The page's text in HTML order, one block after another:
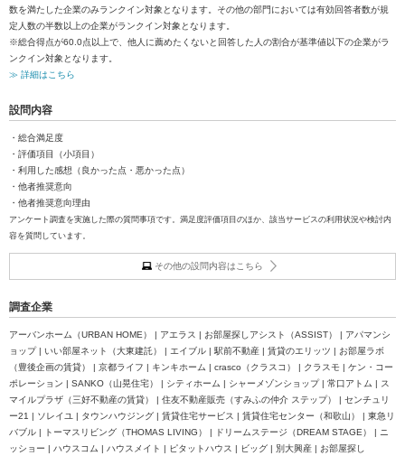
数を満たした企業のみランクイン対象となります。その他の部門においては有効回答者数が規
定人数の半数以上の企業がランクイン対象となります。
※総合得点が60.0点以上で、他人に薦めたくないと回答した人の割合が基準値以下の企業がラ
ンクイン対象となります。
≫ 詳細はこちら
設問内容
・総合満足度
・評価項目（小項目）
・利用した感想（良かった点・悪かった点）
・他者推奨意向
・他者推奨意向理由
アンケート調査を実施した際の質問事項です。満足度評価項目のほか、該当サービスの利用状況や検討内
容を質問しています。
その他の設問内容はこちら
調査企業
アーバンホーム（URBAN HOME） | アエラス | お部屋探しアシスト（ASSIST） | アパマンシ
ョップ | いい部屋ネット（大東建託） | エイブル | 駅前不動産 | 賃貸のエリッツ | お部屋ラボ
（豊後企画の賃貸） | 京都ライフ | キンキホーム | crasco（クラスコ） | クラスモ | ケン・コー
ポレーション | SANKO（山晃住宅） | シティホーム | シャーメゾンショップ | 常口アトム | ス
マイルプラザ（三好不動産の賃貸） | 住友不動産販売（すみふの仲介 ステップ） | センチュリ
ー21 | ソレイユ | タウンハウジング | 賃貸住宅サービス | 賃貸住宅センター（和歌山） | 東急リ
バブル | トーマスリビング（THOMAS LIVING） | ドリームステージ（DREAM STAGE） | ニ
ッショー | ハウスコム | ハウスメイト | ピタットハウス | ビッグ | 別大興産 | お部屋探し